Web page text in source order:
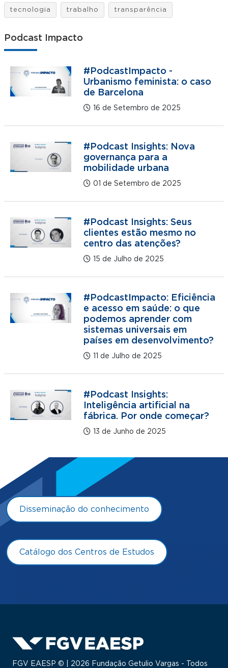
tecnologia trabalho transparência
Podcast Impacto
#PodcastImpacto -
Urbanismo feminista: o caso
de Barcelona
16 de Setembro de 2025
#Podcast Insights: Nova
governança para a
mobilidade urbana
01 de Setembro de 2025
#Podcast Insights: Seus
clientes estão mesmo no
centro das atenções?
15 de Julho de 2025
#PodcastImpacto: Eficiência
e acesso em saúde: o que
podemos aprender com
sistemas universais em
países em desenvolvimento?
11 de Julho de 2025
#Podcast Insights:
Inteligência artificial na
fábrica. Por onde começar?
13 de Junho de 2025
Disseminação do conhecimento
Catálogo dos Centros de Estudos
FGV EAESP © | 2026 Fundação Getulio Vargas - Todos